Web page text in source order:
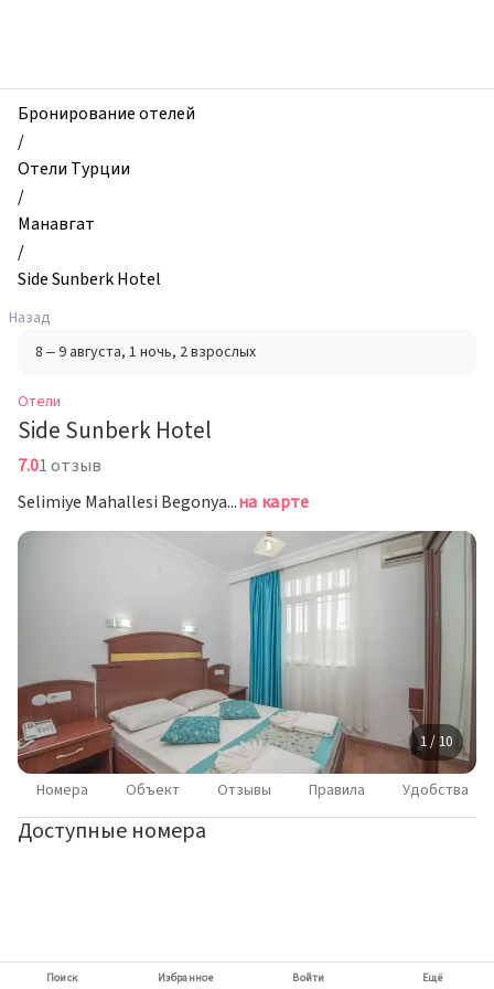
Side
Sunberk
Hotel,
Манавгат,
Турция
Бронирование отелей
/
Отели Турции
/
Манавгат
/
Side Sunberk Hotel
Назад
8 – 9 августа, 1 ночь, 2 взрослых
Отели
Side Sunberk Hotel
7.01 отзыв
Selimiye Mahallesi Begonya Sokak No 33, Манавгатна карте
1 / 10
Номера Объект Отзывы Правила Удобства
Доступные номера
Поиск Избранное Войти Ещё